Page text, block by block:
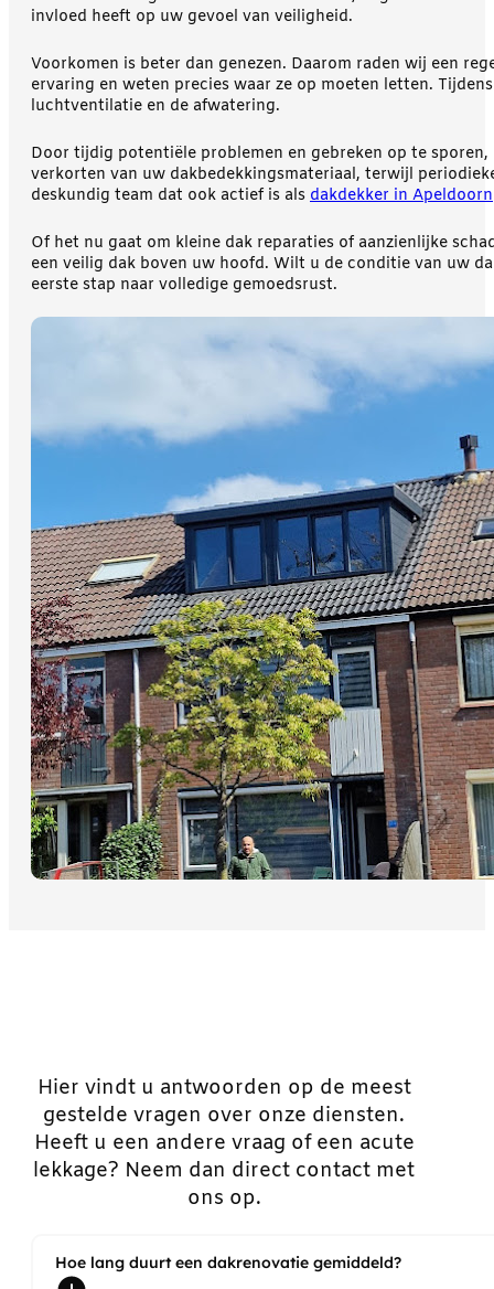
invloed heeft op uw gevoel van veiligheid.
Voorkomen is beter dan genezen. Daarom raden wij een
ervaring en weten precies waar ze op moeten letten.
luchtventilatie en de afwatering.
Door tijdig potentiële problemen en gebreken op te
verkorten van uw dakbedekkingsmateriaal, terwijl
deskundig team dat ook actief is als dakdekker in Apeldoorn
Of het nu gaat om kleine dak reparaties of aanzienlijke
een veilig dak boven uw hoofd. Wilt u de conditie van uw
eerste stap naar volledige gemoedsrust.
Hier vindt u antwoorden op de meest
gestelde vragen over onze diensten.
Heeft u een andere vraag of een acute
lekkage? Neem dan direct contact met
ons op.
Hoe lang duurt een dakrenovatie gemiddeld?